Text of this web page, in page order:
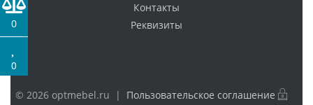
Контакты
Реквизиты
© 2026 optmebel.ru | Пользовательское соглашение
0
0